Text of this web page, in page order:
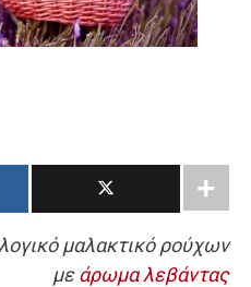
μαλακτικό ρούχων
μεάρωμα λεβάντας